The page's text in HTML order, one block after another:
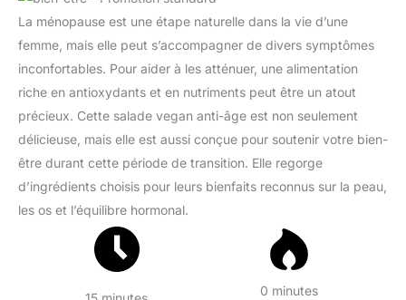
La ménopause est une étape naturelle dans la vie d’une
femme, mais elle peut s’accompagner de divers symptômes
inconfortables. Pour aider à les atténuer, une alimentation
riche en antioxydants et en nutriments peut être un atout
précieux. Cette salade vegan anti-âge est non seulement
délicieuse, mais elle est aussi conçue pour soutenir votre bien-
être durant cette période de transition. Elle regorge
d’ingrédients choisis pour leurs bienfaits reconnus sur la peau,
les os et l’équilibre hormonal.
0 minutes